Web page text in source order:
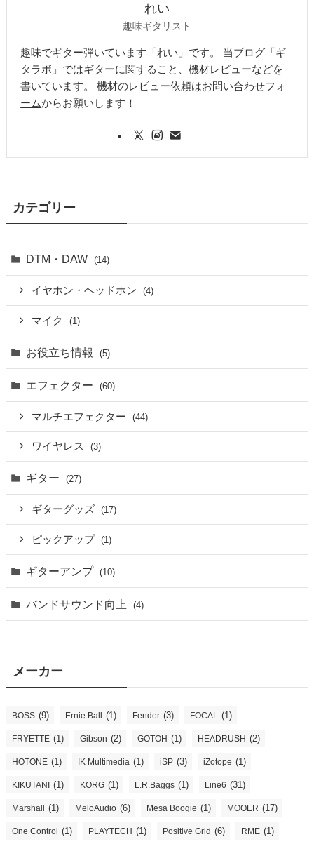
れい
趣味ギタリスト
趣味でギター弾いています「れい」です。 当ブログ「ギ
タラボ」ではギターに関すること、機材レビューなどを
書いています。 機材のレビュー依頼はお問い合わせフォ
ームからお願いします！
カテゴリー
DTM・DAW (14)
イヤホン・ヘッドホン (4)
マイク (1)
お役立ち情報 (5)
エフェクター (60)
マルチエフェクター (44)
ワイヤレス (3)
ギター (27)
ギターグッズ (17)
ピックアップ (1)
ギターアンプ (10)
バンドサウンド向上 (4)
メーカー
BOSS (9) Ernie Ball (1) Fender (3) FOCAL (1)
FRYETTE (1) Gibson (2) GOTOH (1) HEADRUSH (2)
HOTONE (1) IK Multimedia (1) iSP (3) iZotope (1)
KIKUTANI (1) KORG (1) L.R.Baggs (1) Line6 (31)
Marshall (1) MeloAudio (6) Mesa Boogie (1) MOOER (17)
One Control (1) PLAYTECH (1) Positive Grid (6) RME (1)